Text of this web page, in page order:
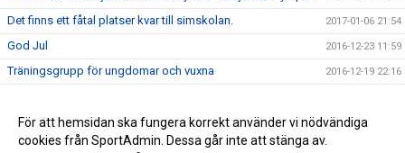
Det finns ett fåtal platser kvar till simskolan. 2017-01-06 21:54
God Jul 2016-12-23 11:59
Träningsgrupp för ungdomar och vuxna 2016-12-19 22:16
Extra allt tar jullov 2016-12-14 09:39
Ny hemsida 2016-11-25 18:20
För att hemsidan ska fungera korrekt använder vi nödvändiga
cookies från SportAdmin. Dessa går inte att stänga av.